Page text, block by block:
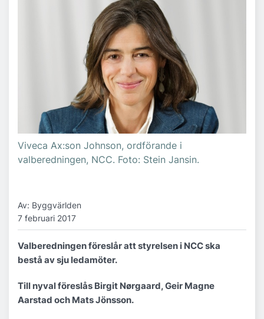
Viveca Ax:son Johnson, ordförande i
valberedningen, NCC. Foto: Stein Jansin.
Av: Byggvärlden
7 februari 2017
Valberedningen föreslår att styrelsen i NCC ska
bestå av sju ledamöter.
Till nyval föreslås Birgit Nørgaard, Geir Magne
Aarstad och Mats Jönsson.